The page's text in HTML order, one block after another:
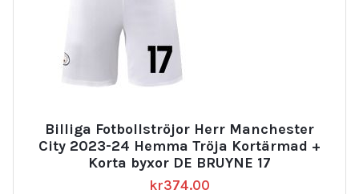
Billiga Fotbollströjor Herr Manchester
City 2023-24 Hemma Tröja Kortärmad +
Korta byxor DE BRUYNE 17
kr374.00